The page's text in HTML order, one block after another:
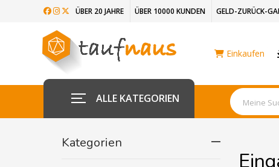
ÜBER 20 JAHRE ÜBER 10000 KUNDEN GELD-ZURÜCK-
Einkaufen
ALLE KATEGORIEN
Kategorien